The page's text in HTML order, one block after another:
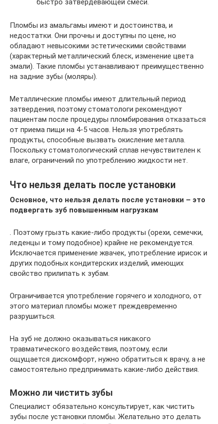
Пломбы из амальгамы имеют и достоинства, и
недостатки. Они прочны и доступны по цене, но
обладают невысокими эстетическими свойствами
(характерный металлический блеск, изменение цвета
эмали). Такие пломбы устанавливают преимущественно
на задние зубы (моляры).
Металлические пломбы имеют длительный период
затвердения, поэтому стоматологи рекомендуют
пациентам после процедуры пломбирования отказаться
от приема пищи на 4-5 часов. Нельзя употреблять
продукты, способные вызвать окисление металла.
Поскольку стоматологический сплав нечувствителен к
влаге, ограничений по употреблению жидкости нет.
Что нельзя делать после установки
Основное, что нельзя делать после установки – это
подвергать зуб повышенным нагрузкам
. Поэтому грызть какие-либо продукты (орехи, семечки,
леденцы и тому подобное) крайне не рекомендуется.
Исключается применение жвачек, употребление ирисок и
других подобных кондитерских изделий, имеющих
свойство прилипать к зубам.
Ограничивается употребление горячего и холодного, от
этого материал пломбы может преждевременно
разрушиться.
На зуб не должно оказываться никакого
травматического воздействия, поэтому, если
ощущается дискомфорт, нужно обратиться к врачу, а не
самостоятельно предпринимать какие-либо действия.
Можно ли чистить зубы
Специалист обязательно консультирует, как чистить
зубы после установки пломбы. Желательно это делать